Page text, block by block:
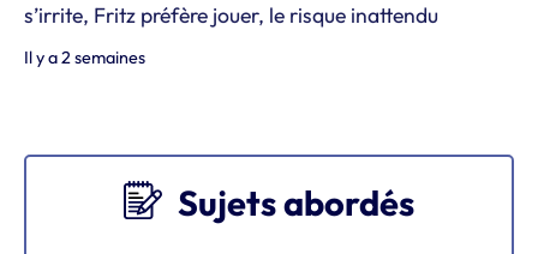
s’irrite, Fritz préfère jouer, le risque inattendu
Il y a 2 semaines
Sujets abordés